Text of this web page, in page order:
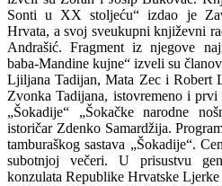
Sonti u XX stoljeću“ izdao je
Hrvata, a svoj sveukupni književni
Andrašić. Fragment iz njegove
baba-Mandine kujne“ izveli su
Ljiljana Tadijan, Mata Zec i Robert
Zvonka Tadijana, istovremeno i
„Šokadije“ „Šokačke narodne
istoričar Zdenko Samardžija.
tamburaškog sastava „Šokadije“.
subotnjoj večeri. U prisustvu
konzulata Republike Hrvatske